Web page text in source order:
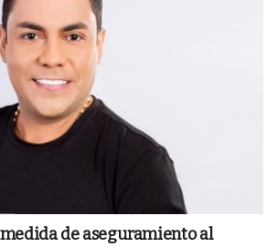
de aseguramiento al